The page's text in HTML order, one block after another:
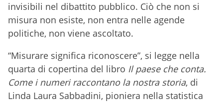
invisibili nel dibattito pubblico. Ciò che non si
misura non esiste, non entra nelle agende
politiche, non viene ascoltato.
“Misurare significa riconoscere”, si legge nella
quarta di copertina del libro Il paese che conta.
Come i numeri raccontano la nostra storia, di
Linda Laura Sabbadini, pioniera nella statistica